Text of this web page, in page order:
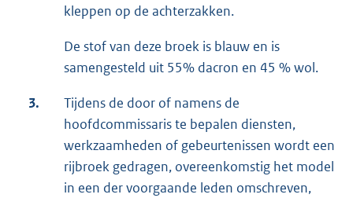
kleppen op de achterzakken.
De stof van deze broek is blauw en is
samengesteld uit 55% dacron en 45 % wol.
3.
Tijdens de door of namens de
hoofdcommissaris te bepalen diensten,
werkzaamheden of gebeurtenissen wordt een
rijbroek gedragen, overeenkomstig het model
in een der voorgaande leden omschreven,